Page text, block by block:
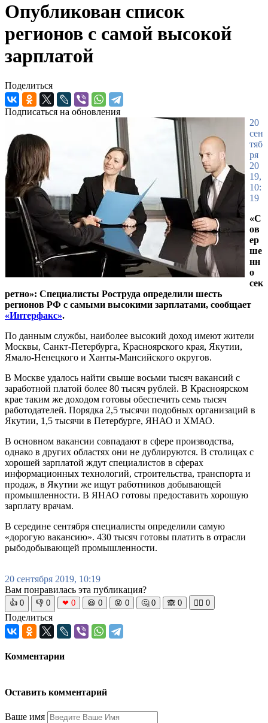
Опубликован список
регионов с самой высокой
зарплатой
Поделиться
Подписаться на обновления
20
сен
тяб
ря
20
19,
10:
19
«С
ов
ер
ше
нн
о
сек
ретно»: Специалисты Роструда определили шесть
регионов РФ с самыми высокими зарплатами, сообщает
«Интерфакс».
По данным службы, наиболее высокий доход имеют жители
Москвы, Санкт-Петербурга, Красноярского края, Якутии,
Ямало-Ненецкого и Ханты-Мансийского округов.
В Москве удалось найти свыше восьми тысяч вакансий с
заработной платой более 80 тысяч рублей. В Красноярском
крае таким же доходом готовы обеспечить семь тысяч
работодателей. Порядка 2,5 тысячи подобных организаций в
Якутии, 1,5 тысячи в Петербурге, ЯНАО и ХМАО.
В основном вакансии совпадают в сфере производства,
однако в других областях они не дублируются. В столицах с
хорошей зарплатой ждут специалистов в сферах
информационных технологий, строительства, транспорта и
продаж, в Якутии же ищут работников добывающей
промышленности. В ЯНАО готовы предоставить хорошую
зарплату врачам.
В середине сентября специалисты определили самую
«дорогую вакансию». 430 тысяч готовы платить в отрасли
рыбодобывающей промышленности.
20 сентября 2019, 10:19
Вам понравилась эта публикация?
👍 0 👎 0 ❤ 0 😆 0 😡 0 🤔 0 🙈 0 🧘‍♀️ 0
Поделиться
Комментарии
Оставить комментарий
Ваше имя